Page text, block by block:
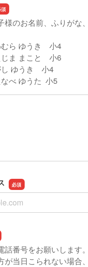
様のお名前、ふりがな
むら ゆうき 小4
じま まこと 小6
し ゆうき 小4
べ ゆうた 小5
番号をお願いします。
が当日こられない場合